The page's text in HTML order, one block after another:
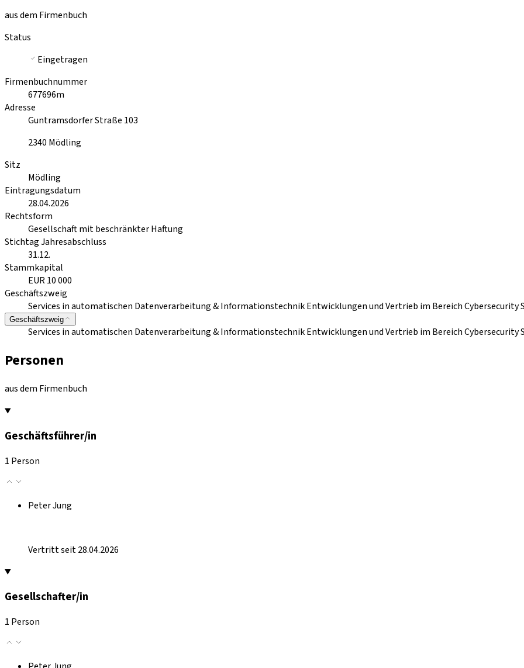
aus dem Firmenbuch
Status
Eingetragen
Firmenbuchnummer
677696m
Adresse
Guntramsdorfer Straße 103
2340 Mödling
Sitz
Mödling
Eintragungsdatum
28.04.2026
Rechtsform
Gesellschaft mit beschränkter Haftung
Stichtag Jahresabschluss
31.12.
Stammkapital
EUR 10 000
Geschäftszweig
Services in automatischen Datenverarbeitung & Informationstechnik Entwicklungen und Vertrieb im Bereich Cybersecurity
Geschäftszweig
Services in automatischen Datenverarbeitung & Informationstechnik Entwicklungen und Vertrieb im Bereich Cybersecurity
Personen
aus dem Firmenbuch
Geschäftsführer/in
1 Person
Peter Jung
Vertritt seit 28.04.2026
Gesellschafter/in
1 Person